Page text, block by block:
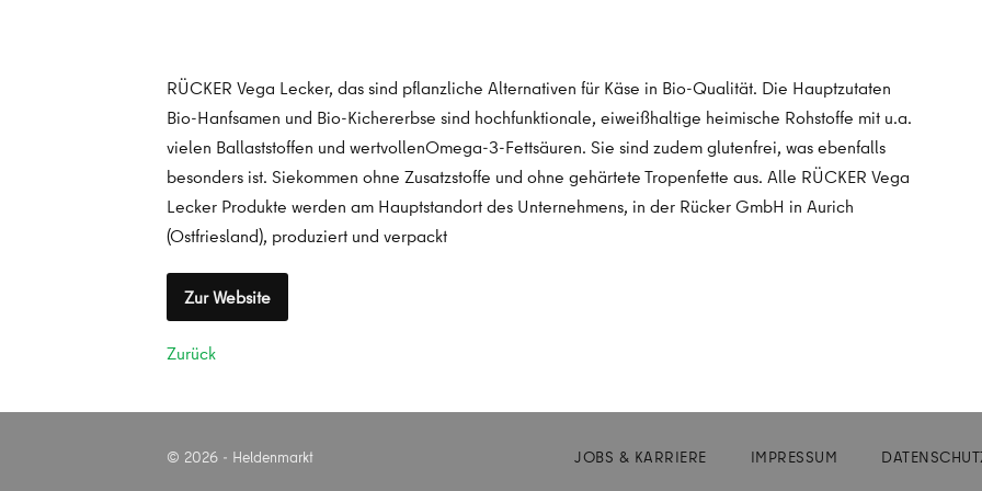
RÜCKER Vega Lecker, das sind pflanzliche Alternativen für Käse in Bio-Qualität. Die Hauptzutaten
Bio-Hanfsamen und Bio-Kichererbse sind hochfunktionale, eiweißhaltige heimische Rohstoffe mit u.a.
vielen Ballaststoffen und wertvollenOmega-3-Fettsäuren. Sie sind zudem glutenfrei, was ebenfalls
besonders ist. Siekommen ohne Zusatzstoffe und ohne gehärtete Tropenfette aus. Alle RÜCKER Vega
Lecker Produkte werden am Hauptstandort des Unternehmens, in der Rücker GmbH in Aurich
(Ostfriesland), produziert und verpackt
Zur Website
Zurück
© 2026 - Heldenmarkt JOBS & KARRIERE IMPRESSUM